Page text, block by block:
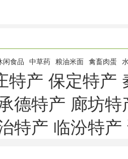
闲食品 中草药 粮油米面 禽畜肉蛋
特产 保定特产
德特产 廊坊特
特产 临汾特产